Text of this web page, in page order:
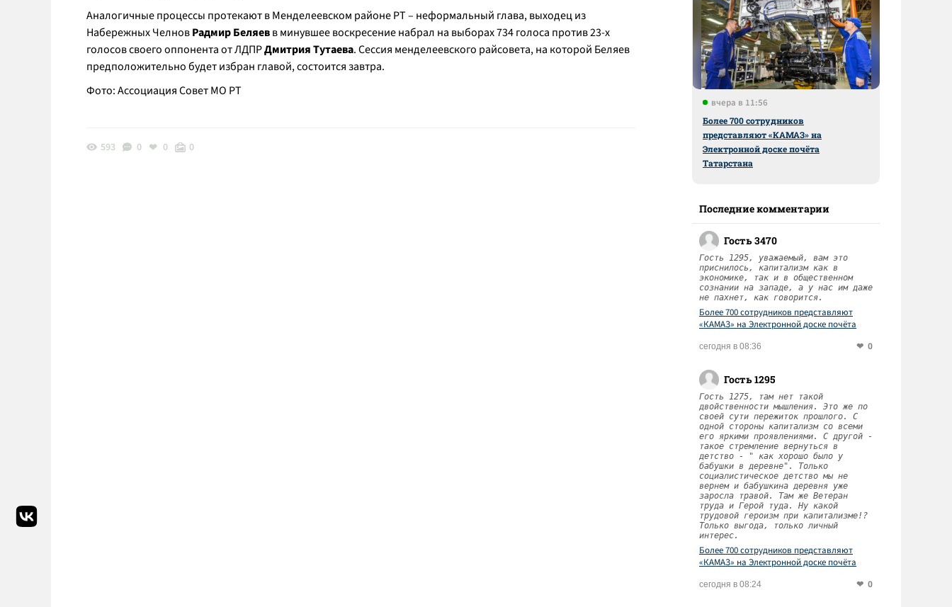
Аналогичные процессы протекают в Менделеевском районе РТ – неформальный глава, выходец из
Набережных ЧелновРадмир Беляевв минувшее воскресение набрал на выборах 734 голоса против 23-х
голосов своего оппонента от ЛДПРДмитрия Тутаева. Сессия менделеевского райсовета, на которой Беляев
предположительно будет избран главой, состоится завтра.
Фото: Ассоциация Cовет МО РТ
593 0 0 0
вчера в 11:56
Более 700 сотрудников
представляют «КАМАЗ» на
Электронной доске почёта
Татарстана
Последние комментарии
Гость 3470
Гость 1295, уважаемый, вам это
приснилось, капитализм как в
экономике, так и в общественном
сознании на западе, а у нас им даже
не пахнет, как говорится.
Более 700 сотрудников представляют
«КАМАЗ» на Электронной доске почёта
сегодня в 08:36 0
Гость 1295
Гость 1275, там нет такой
двойственности мышления. Это же по
своей сути пережиток прошлого. С
одной стороны капитализм со всеми
его яркими проявлениями. С другой -
такое стремление вернуться в
детство - " как хорошо было у
бабушки в деревне". Только
социалистическое детство мы не
вернем и бабушкина деревня уже
заросла травой. Там же Ветеран
труда и Герой туда. Ну какой
трудовой героизм при капитализме!?
Только выгода, только личный
интерес.
Более 700 сотрудников представляют
«КАМАЗ» на Электронной доске почёта
сегодня в 08:24 0